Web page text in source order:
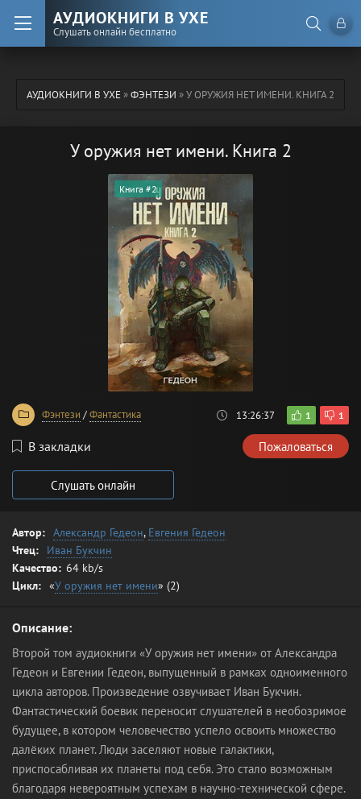
АУДИОКНИГИ В УХЕ
Слушать онлайн бесплатно
АУДИОКНИГИ В УХЕ»ФЭНТЕЗИ » У ОРУЖИЯ НЕТ ИМЕНИ. КНИГА 2
У оружия нет имени. Книга 2
Книга #2
Фэнтези /Фантастика 13:26:37 1 1
В закладки Пожаловаться
Слушать онлайн
Автор: Александр Гедеон, Евгения Гедеон
Чтец:
Иван Букчин
Качество: 64 kb/s
Цикл: «У оружия нет имени» (2)
Описание:
Второй том аудиокниги «У оружия нет имени» от Александра
Гедеон и Евгении Гедеон, выпущенный в рамках одноименного
цикла авторов. Произведение озвучивает Иван Букчин.
Фантастический боевик переносит слушателей в необозримое
будущее, в котором человечество успело освоить множество
далёких планет. Люди заселяют новые галактики,
приспосабливая их планеты под себя. Это стало возможным
благодаря невероятным успехам в научно-технической сфере.